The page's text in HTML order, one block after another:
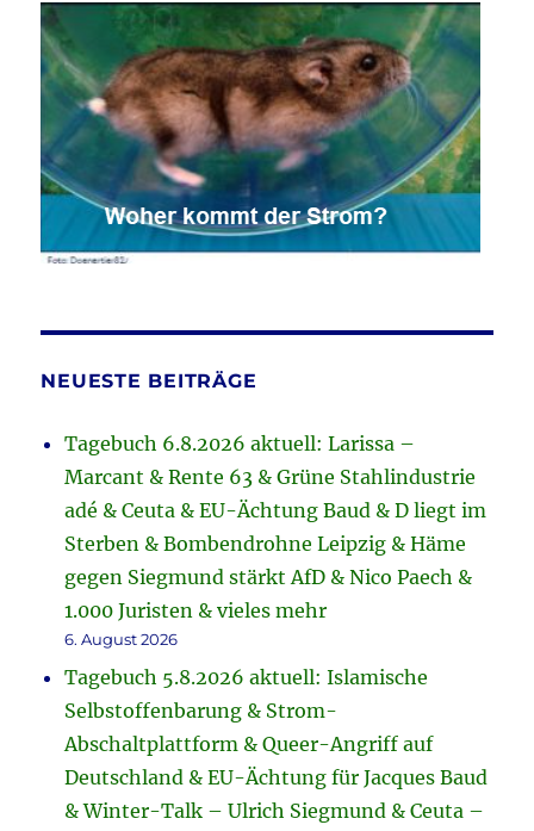
NEUESTE BEITRÄGE
Tagebuch 6.8.2026 aktuell: Larissa –
Marcant & Rente 63 & Grüne Stahlindustrie
adé & Ceuta & EU-Ächtung Baud & D liegt im
Sterben & Bombendrohne Leipzig & Häme
gegen Siegmund stärkt AfD & Nico Paech &
1.000 Juristen & vieles mehr
6. August 2026
Tagebuch 5.8.2026 aktuell: Islamische
Selbstoffenbarung & Strom-
Abschaltplattform & Queer-Angriff auf
Deutschland & EU-Ächtung für Jacques Baud
& Winter-Talk – Ulrich Siegmund & Ceuta –